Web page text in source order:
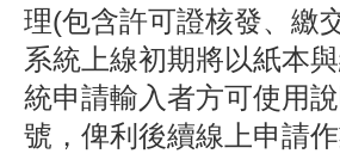
理(包含許可證核發、繳
系統上線初期將以紙本
統申請輸入者方可使用
號，俾利後續線上申請作